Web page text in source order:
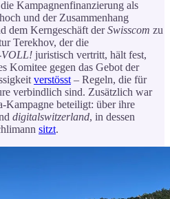
Kampagnenfinanzierung als
und der Zusammenhang
dem Kerngeschäft derSwisscom zu
Terekhov, der die
VOLL! juristisch vertritt, hält fest,
Komitee gegen das Gebot der
verstösst – Regeln, die für
verbindlich sind. Zusätzlich war
Kampagne beteiligt: über ihre
digitalswitzerland, in dessen
sitzt.